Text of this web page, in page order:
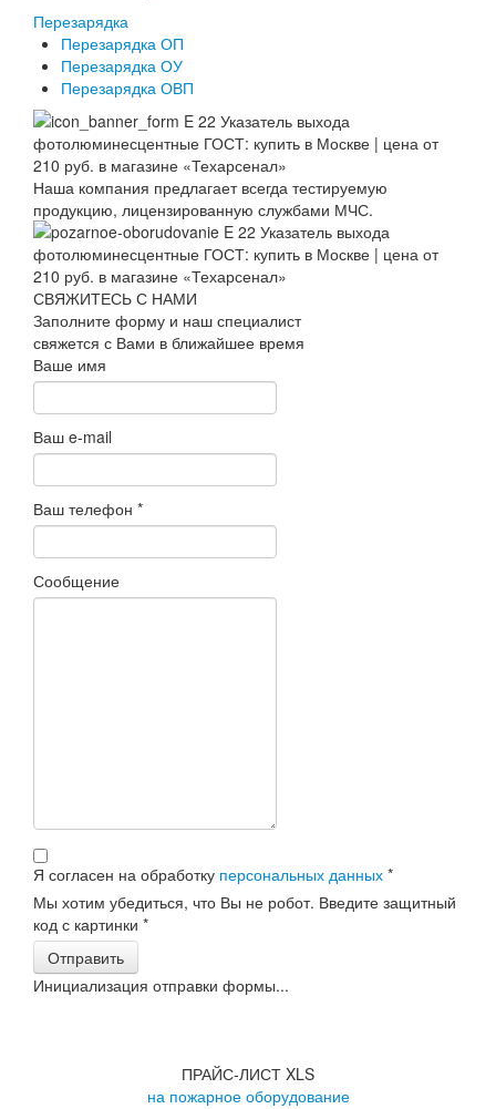
Перезарядка
Перезарядка ОП
Перезарядка ОУ
Перезарядка ОВП
Наша компания предлагает всегда тестируемую
продукцию, лицензированную службами МЧС.
СВЯЖИТЕСЬ С НАМИ
Заполните форму и наш специалист
свяжется с Вами в ближайшее время
Ваше имя
Ваш e-mail
Ваш телефон *
Сообщение
Я согласен на обработку персональных данных *
Мы хотим убедиться, что Вы не робот. Введите защитный
код с картинки *
Отправить
Инициализация отправки формы...
ПРАЙС-ЛИСТ XLS
на пожарное оборудование